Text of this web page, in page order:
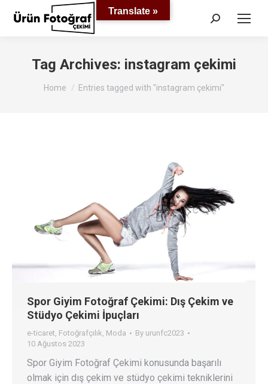
Search:
Tag Archives: instagram çekimi
You are here:
Home Entries tagged with "instagram çekimi"
Spor Giyim Fotoğraf Çekimi: Dış Çekim ve
Stüdyo Çekimi İpuçları
e-ticaret Fotoğrafçılık Moda By urunfc2023
10 Ağustos 2023
Spor Giyim Fotoğraf Çekimi konusunda başarılı
olmak için dış çekim ve stüdyo çekimi tekniklerini
Translate »